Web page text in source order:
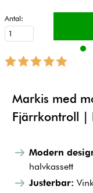
Antal:
Markis med
Fjärrkontroll |
Modern
halvkassett
Justerbar: